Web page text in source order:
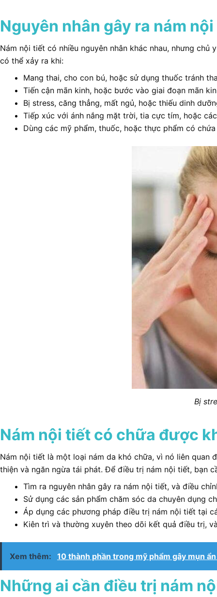
Nguyên nhân gây ra nám
Nám nội tiết có nhiều nguyên nhân khác nhau, nhưng
có thể xảy ra khi:
Mang thai, cho con bú, hoặc sử dụng thuốc tránh
Tiến cận mãn kinh, hoặc bước vào giai đoạn mãn
Bị stress, căng thẳng, mất ngủ, hoặc thiếu dinh
Tiếp xúc với ánh nắng mặt trời, tia cực tím, hoặc
Dùng các mỹ phẩm, thuốc, hoặc thực phẩm có
Bị
Nám nội tiết có chữa được
Nám nội tiết là một loại nám da khó chữa, vì nó liên
thiện và ngăn ngừa tái phát. Để điều trị nám nội tiết, bạn
Tìm ra nguyên nhân gây ra nám nội tiết, và điều
Sử dụng các sản phẩm chăm sóc da chuyên dụng
Áp dụng các phương pháp điều trị nám nội tiết tại
Kiên trì và thường xuyên theo dõi kết quả điều trị,
Xem thêm: 10 thành phần trong mỹ phẩm gây mụn
Những ai cần điều trị nám